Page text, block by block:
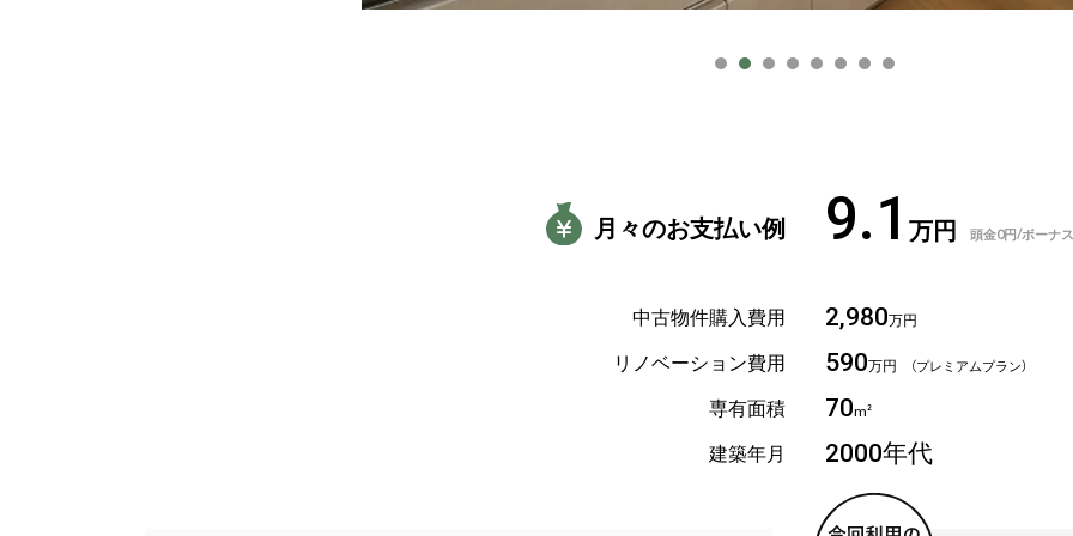
月々のお支払い例 9.1 万円 頭金0円/ボーナ
中古物件購入費用 2,980万円
リノベーション費用 590万円 （プレミアムプラン）
専有面積 70m²
建築年月 2000年代